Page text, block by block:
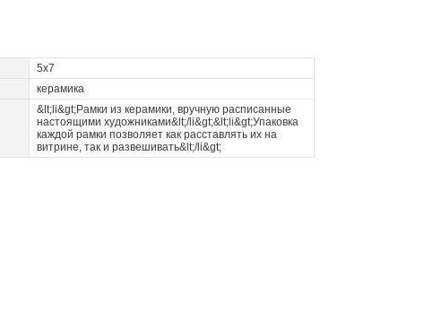
5x7
керамика
&lt;li&gt;Рамки из керамики, вручную расписанные
настоящими художниками&lt;/li&gt;&lt;li&gt;Упаковка
каждой рамки позволяет как расставлять их на
витрине, так и развешивать&lt;/li&gt;